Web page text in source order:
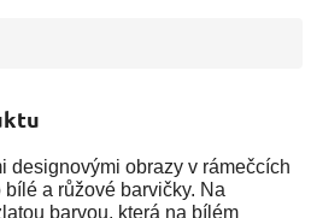
designovými obrazy v rámečcích
a růžové barvičky. Na
barvou, která na bílém